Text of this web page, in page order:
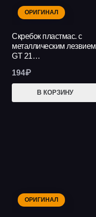
ОРИГИНАЛ
Скребок пластмас. с
металлическим лезвием
GT 21…
194₽
В КОРЗИНУ
ОРИГИНАЛ